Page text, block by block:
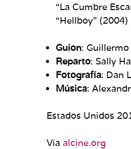
“La Cumbre
“Hellboy”
Guion:
Reparto: Sally
Fotografía: Dan
Música:
Estados Unidos
Vía alcine.org